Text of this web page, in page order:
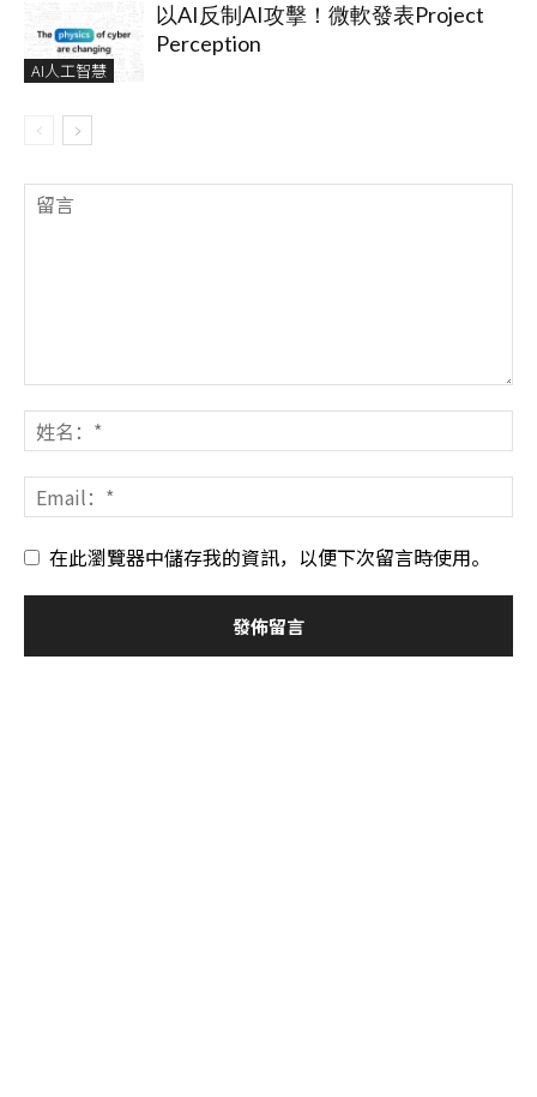
AI人工智慧
以AI反制AI攻擊！微軟發表Project
Perception
在此瀏覽器中儲存我的資訊，以便下次留言時使用。